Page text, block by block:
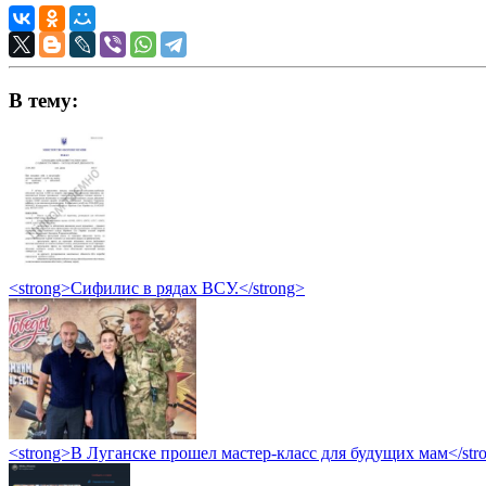
В тему:
<strong>Сифилис в рядах ВСУ.</strong>
<strong>В Луганске прошел мастер-класс для будущих мам</